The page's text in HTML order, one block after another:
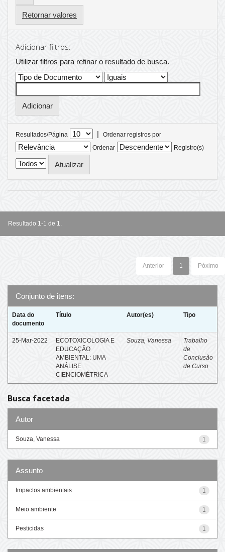
Retornar valores
Adicionar filtros:
Utilizar filtros para refinar o resultado de busca.
Resultados/Página |
Ordenar registros por
Ordenar
Registro(s)
Resultado 1-1 de 1.
Anterior 1 Póximo
Conjunto de itens:
Data do
documento
Título Autor(es) Tipo
25-Mar-2022
ECOTOXICOLOGIA E
EDUCAÇÃO
AMBIENTAL: UMA
ANÁLISE
CIENCIOMÉTRICA
Souza, Vanessa
Trabalho
de
Conclusão
de Curso
Busca facetada
Autor
1
Souza, Vanessa
Assunto
1
Impactos ambientais
1
Meio ambiente
1
Pesticidas